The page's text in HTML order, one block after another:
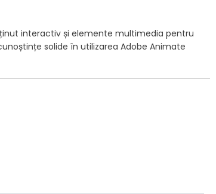
interactiv și elemente multimedia pentru
solide în utilizarea Adobe Animate